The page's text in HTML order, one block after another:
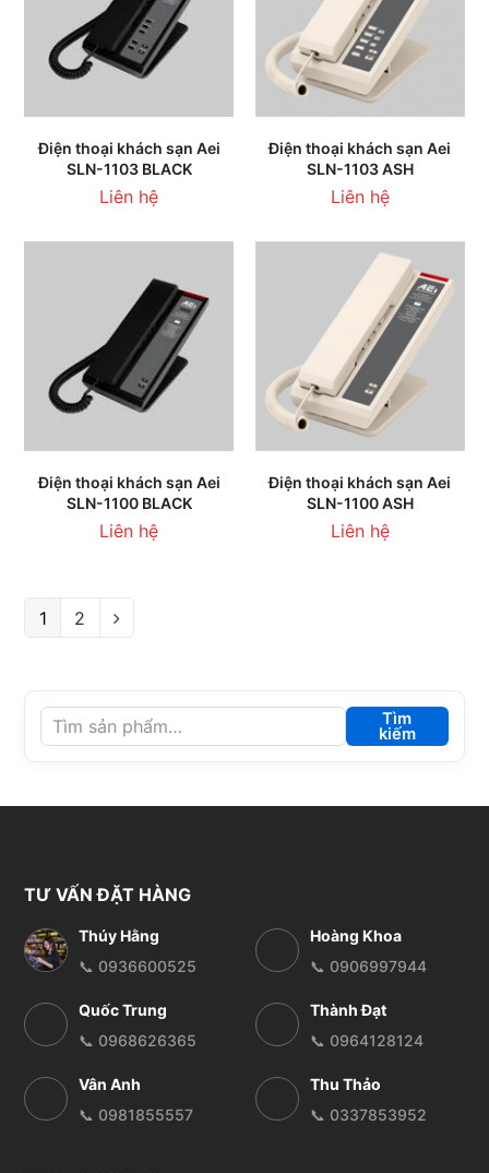
Điện thoại khách sạn Aei
SLN-1103 BLACK
Liên hệ
Điện thoại khách sạn Aei
SLN-1103 ASH
Liên hệ
Điện thoại khách sạn Aei
SLN-1100 BLACK
Liên hệ
Điện thoại khách sạn Aei
SLN-1100 ASH
Liên hệ
1 2
Tìm
kiếm
TƯ VẤN ĐẶT HÀNG
Thúy Hằng
📞 0936600525
Hoàng Khoa
📞 0906997944
Quốc Trung
📞 0968626365
Thành Đạt
📞 0964128124
Vân Anh
📞 0981855557
Thu Thảo
📞 0337853952